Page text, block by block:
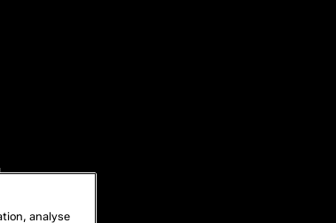
analyse